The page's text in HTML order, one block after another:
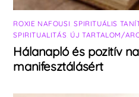
ROXIE NAFOUSI ,SPIRITUÁLIS
SPIRITUALITÁS ÚJ TARTALOM/
Hálanapló és pozitív
manifesztálásért